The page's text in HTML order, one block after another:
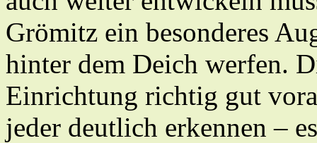
Grömitz ein besonderes
hinter dem Deich werfen.
Einrichtung richtig gut
jeder deutlich erkennen –